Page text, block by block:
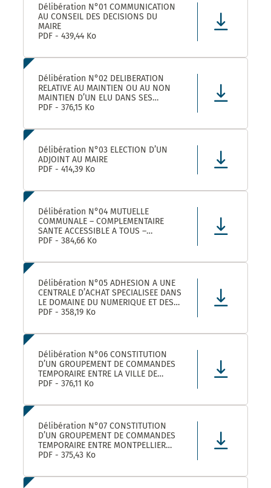
Délibération N°01 COMMUNICATION
AU CONSEIL DES DECISIONS DU
MAIRE
PDF - 439,44 Ko
Délibération N°02 DELIBERATION
RELATIVE AU MAINTIEN OU AU NON
MAINTIEN D’UN ELU DANS SES
FONCTIONS D’ADJOINT AU MAIRE
PDF - 376,15 Ko
Délibération N°03 ELECTION D’UN
ADJOINT AU MAIRE
PDF - 414,39 Ko
Délibération N°04 MUTUELLE
COMMUNALE – COMPLEMENTAIRE
SANTE ACCESSIBLE A TOUS –
CONVENTION DE PARTENARIAT AVEC
APPROBATION ET AUTORISATION DE
PDF - 384,66 Ko
Délibération N°05 ADHESION A UNE
CENTRALE D’ACHAT SPECIALISEE DANS
LE DOMAINE DU NUMERIQUE ET DES
TELECOMS DENOMMEE « CANUT »
PDF - 358,19 Ko
Délibération N°06 CONSTITUTION
D’UN GROUPEMENT DE COMMANDES
TEMPORAIRE ENTRE LA VILLE DE
MONTPELLIER, LA COMMUNE DE
AUTRES ACHETEURS PUBLICS POUR
ADMINISTRATIVES DE BUREAU –
ADHÉSION AU GROUPEMENT DE CO
PDF - 376,11 Ko
Délibération N°07 CONSTITUTION
D’UN GROUPEMENT DE COMMANDES
TEMPORAIRE ENTRE MONTPELLIER
MEDITERRANEE METROPOLE, LA VILLE
AUTRES ACHETEURS PUBLICS POUR LA
PDF - 375,43 Ko